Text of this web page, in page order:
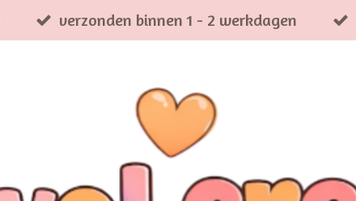
verzonden binnen 1 - 2 werkdagen